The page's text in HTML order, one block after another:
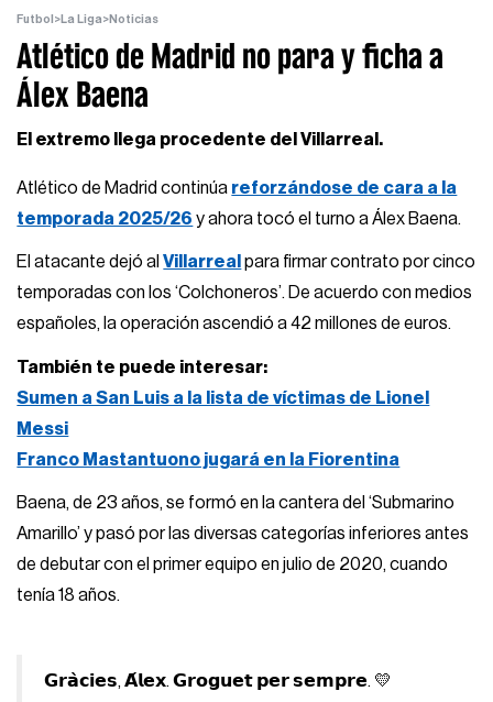
Futbol >La Liga>Noticias
Atlético de Madrid no para y ficha a
Álex Baena
El extremo llega procedente del Villarreal.
Atlético de Madrid continúa reforzándose de cara a la
temporada 2025/26 y ahora tocó el turno a Álex Baena.
El atacante dejó alVillarreal para firmar contrato por cinco
temporadas con los ‘Colchoneros’. De acuerdo con medios
españoles, la operación ascendió a 42 millones de euros.
También te puede interesar:
Sumen a San Luis a la lista de víctimas de Lionel
Messi
Franco Mastantuono jugará en la Fiorentina
Baena, de 23 años, se formó en la cantera del ‘Submarino
Amarillo’ y pasó por las diversas categorías inferiores antes
de debutar con el primer equipo en julio de 2020, cuando
tenía 18 años.
𝗚𝗿𝗮̀𝗰𝗶𝗲𝘀, 𝗔́𝗹𝗲𝘅. 𝗚𝗿𝗼𝗴𝘂𝗲𝘁 𝗽𝗲𝗿 𝘀𝗲𝗺𝗽𝗿𝗲. 💛